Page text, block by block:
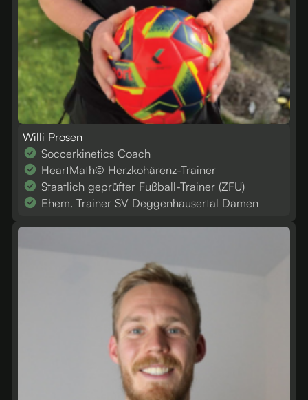
Willi Prosen
Soccerkinetics Coach
HeartMath© Herzkohärenz-Trainer
Staatlich geprüfter Fußball-Trainer (ZFU)
Ehem. Trainer SV Deggenhausertal Damen